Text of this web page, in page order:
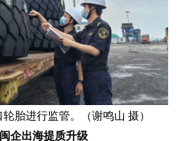
胎进行监管。（谢鸣山 摄）
企出海提质升级